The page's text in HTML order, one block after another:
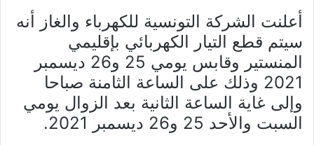
أعلنت الشركة التونسية للكهرباء والغاز أنه
سيتم قطع التيار الكهربائي بإقليمي
المنستير وقابس يومي 25 و26 ديسمبر
2021 وذلك على الساعة الثامنة صباحا
وإلى غاية الساعة الثانية بعد الزوال يومي
السبت والأحد 25 و26 ديسمبر 2021.